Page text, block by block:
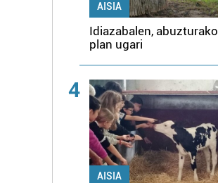
AISIA
Idiazabalen, abuzturako
plan ugari
4
AISIA